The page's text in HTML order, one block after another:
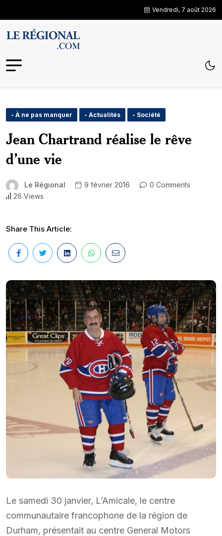
Vendredi, 7 août 2026
- À ne pas manquer - Actualités - Société
Jean Chartrand réalise le rêve
d’une vie
Le Régional 9 février 2016
0 Comments
26 Views
Share This Article:
Le samedi 30 janvier, L’Amicale, le centre
communautaire francophone de la région de
Durham, présentait au centre General Motors